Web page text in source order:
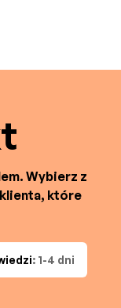
Wybierz z
które
: 1-4 dni